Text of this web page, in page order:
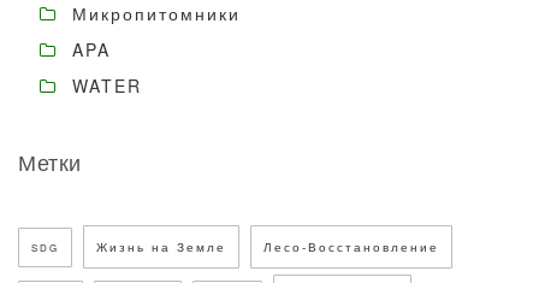
Микропитомники
APA
WATER
Метки
SDG Жизнь на Земле Лесо-Восстановление